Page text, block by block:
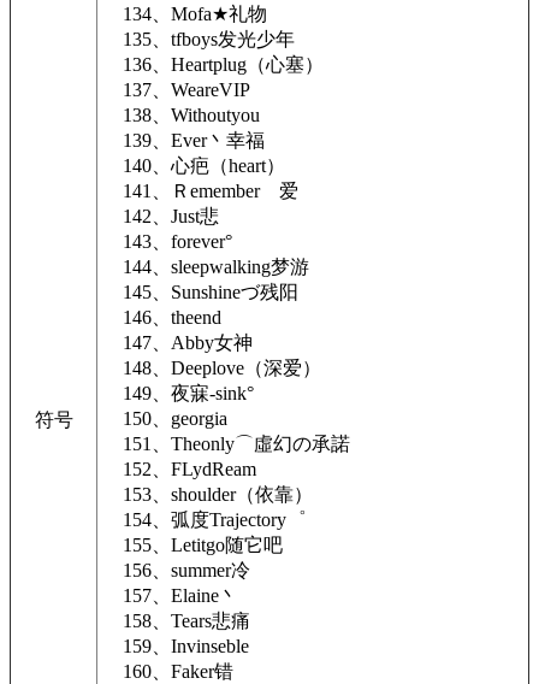
符号
134、Mofa★礼物
135、tfboys发光少年
136、Heartplug（心塞）
137、WeareVIP
138、Withoutyou
139、Ever丶幸福
140、心疤（heart）
141、Ｒememberゝ爱
142、Just悲
143、forever°
144、sleepwalking梦游
145、Sunshineづ残阳
146、theend
147、Abby女神
148、Deeplove（深爱）
149、夜寐-sink°
150、georgia
151、Theonly⌒虛幻の承諾
152、FLydReam
153、shoulder（依靠）
154、弧度Trajectory゜
155、Letitgo随它吧
156、summer冷
157、Elaine丶
158、Tears悲痛
159、Invinseble
160、Faker错